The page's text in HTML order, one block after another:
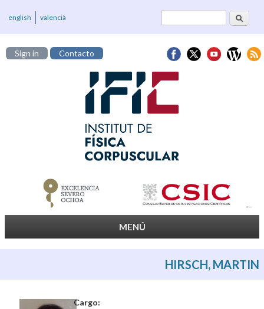
Formulario deBuscar
english valencià
Sign in Contacto
MENÚ
HIRSCH, MARTIN
Cargo: